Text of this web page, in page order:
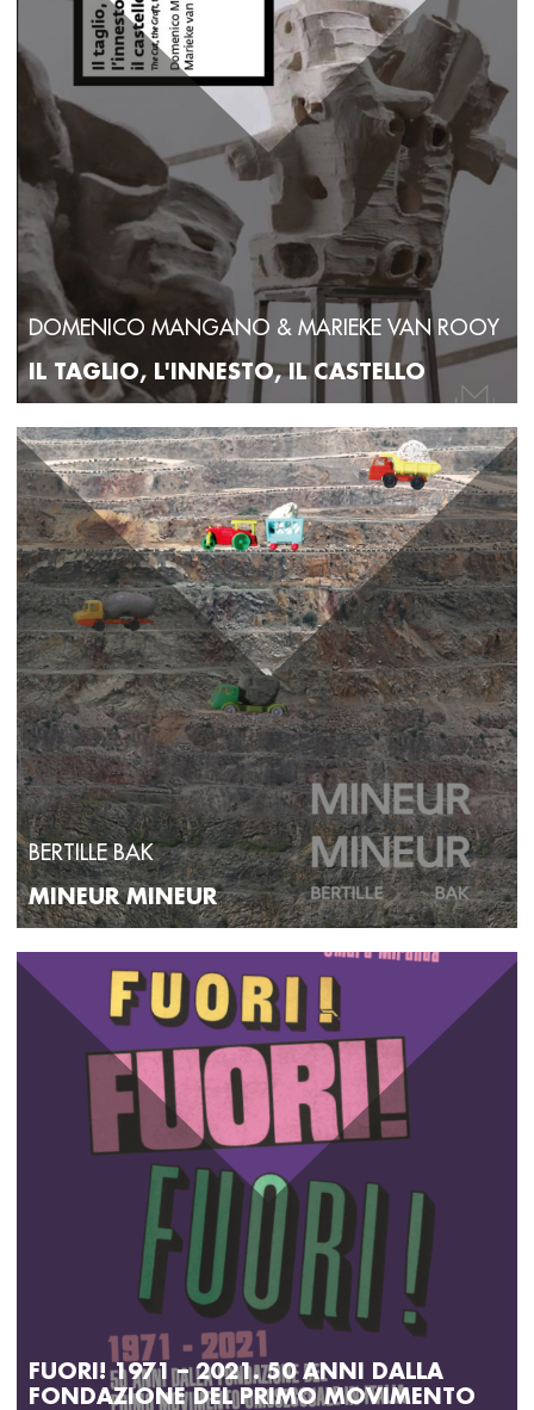
DOMENICO MANGANO & MARIEKE VAN ROOY
IL TAGLIO, L'INNESTO, IL CASTELLO
BERTILLE BAK
MINEUR MINEUR
FUORI! 1971 – 2021. 50 ANNI DALLA
FONDAZIONE DEL PRIMO MOVIMENTO